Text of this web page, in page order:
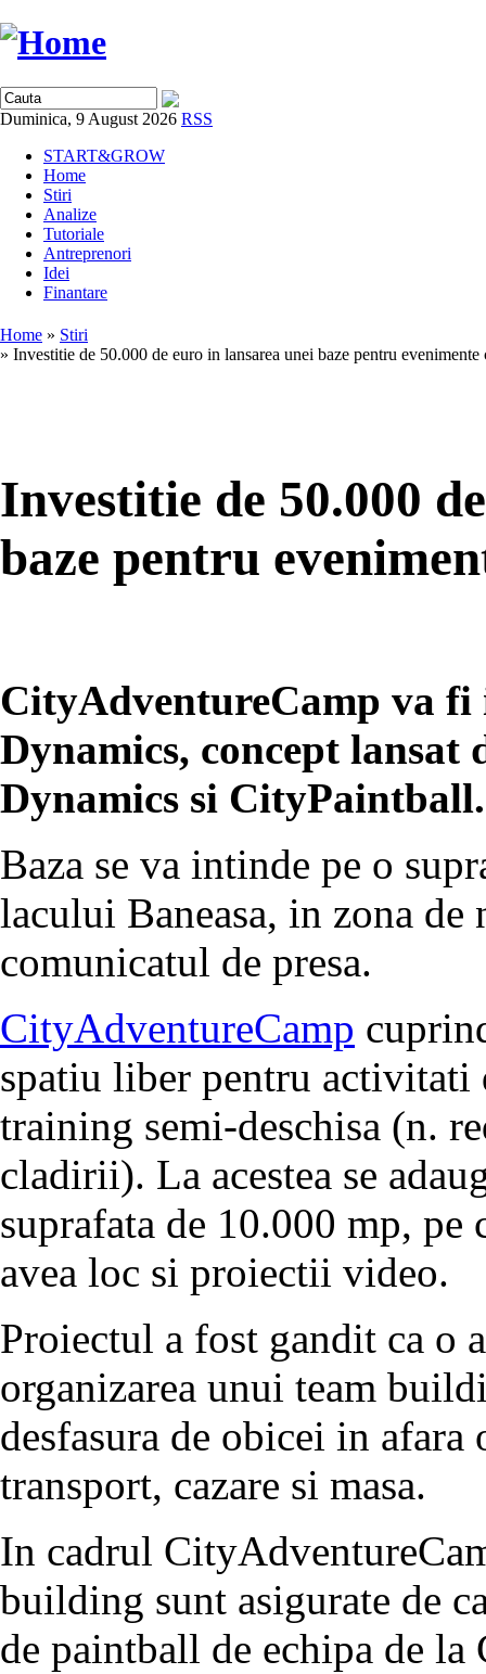
Duminica, 9 August 2026 RSS
START&GROW
Home
Stiri
Analize
Tutoriale
Antreprenori
Idei
Finantare
Home » Stiri
» Investitie de 50.000 de euro in lansarea unei baze pentru evenimente
Investitie de 50.000
baze pentru
CityAdventureCamp va fi
Dynamics, concept lansat
Dynamics si CityPaintball.
Baza se va intinde pe o
lacului Baneasa, in zona
comunicatul de presa.
CityAdventureCamp
spatiu liber pentru activitati
training semi-deschisa (n.
cladirii). La acestea se
suprafata de 10.000 mp, pe
avea loc si proiectii video.
Proiectul a fost gandit ca o
organizarea unui team
desfasura de obicei in
transport, cazare si masa.
In cadrul
building sunt asigurate de
de paintball de echipa de